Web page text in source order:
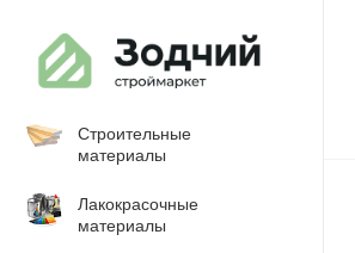
Строительные
материалы
Лакокрасочные
материалы